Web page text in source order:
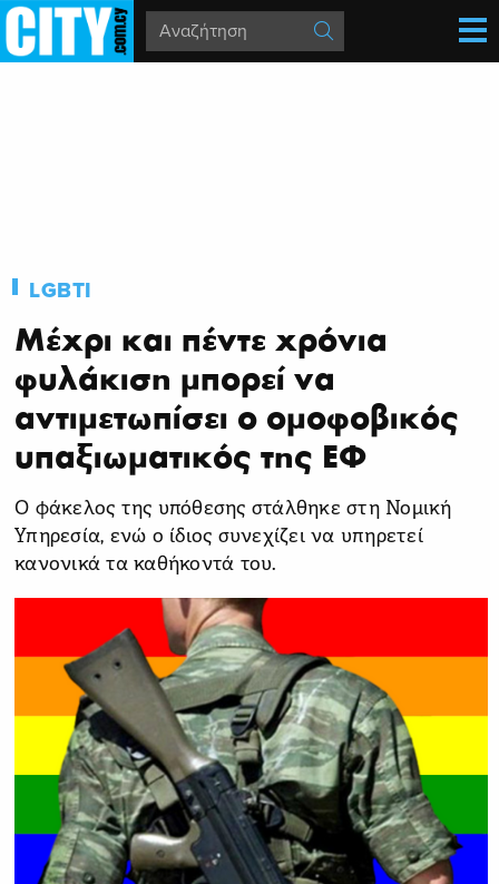
LGBTI
Μέχρι και πέντε χρόνια
φυλάκιση μπορεί να
αντιμετωπίσει ο ομοφοβικός
υπαξιωματικός της ΕΦ
Ο φάκελος της υπόθεσης στάλθηκε στη Νομική
Υπηρεσία, ενώ ο ίδιος συνεχίζει να υπηρετεί
κανονικά τα καθήκοντά του.